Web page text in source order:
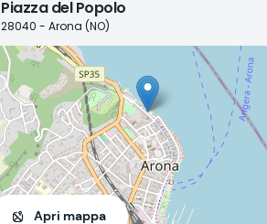
Piazza del Popolo
28040 - Arona (NO)
Apri mappa